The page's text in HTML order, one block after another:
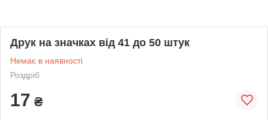
Друк на значках від 41 до 50 штук
Немає в наявності
Роздріб
17 ₴